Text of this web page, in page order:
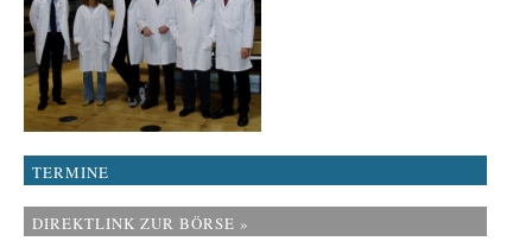
TERMINE
DIREKTLINK ZUR BÖRSE »